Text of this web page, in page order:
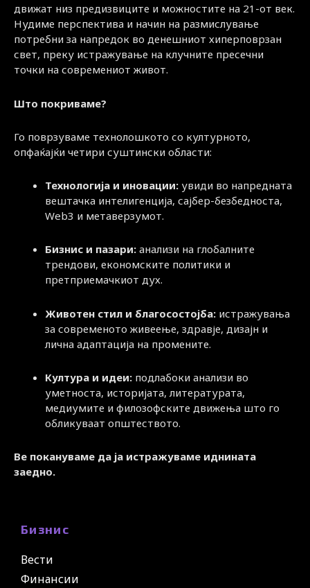
движат низ предизвиците и можностите на 21-от век.
Нудиме перспектива и начин на размислување
потребни за напредок во денешниот хиперповрзан
свет, преку истражување на клучните пресечни
точки на современиот живот.
Што покриваме?
Го поврзуваме технолошкото со културното,
опфаќајќи четири суштински области:
Технологија и иновации: увиди во напредната
вештачка интелигенција, сајбер-безбедноста,
Web3 и метаверзумот.
Бизнис и пазари: анализи на глобалните
трендови, економските политики и
претприемачкиот дух.
Животен стил и благосостојба: истражувања
за современото живеење, здравје, дизајн и
лична адаптација на промените.
Култура и идеи: подлабоки анализи во
уметноста, историјата, литературата,
медиумите и филозофските движења што го
обликуваат општеството.
Ве покануваме да ја истражуваме иднината
заедно.
Бизнис
Вести
Финансии